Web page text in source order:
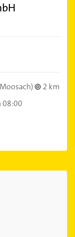
2 km
08:00